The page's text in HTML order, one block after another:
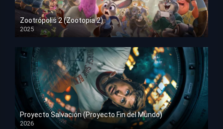
Zootrópolis 2 (Zootopia 2)
2025
HD 1080p
Proyecto Salvación (Proyecto Fin del Mundo)
2026